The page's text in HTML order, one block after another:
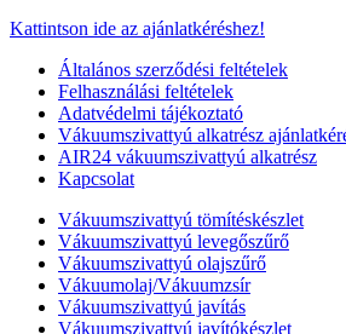
Kattintson ide az ajánlatkéréshez!
Általános szerződési feltételek
Felhasználási feltételek
Adatvédelmi tájékoztató
Vákuumszivattyú alkatrész
AIR24 vákuumszivattyú alkatrész
Kapcsolat
Vákuumszivattyú tömítéskészlet
Vákuumszivattyú levegőszűrő
Vákuumszivattyú olajszűrő
Vákuumolaj/Vákuumzsír
Vákuumszivattyú javítás
Vákuumszivattyú javítókészlet